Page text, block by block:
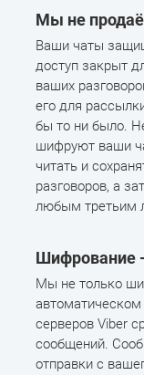
Мы не
Ваши чаты
доступ закрыт
ваших
его для
бы то ни было.
шифруют ваши
читать и
разговоров, а
любым третьим
Шифрование
Мы не только
серверов Viber
сообщений.
отправки с